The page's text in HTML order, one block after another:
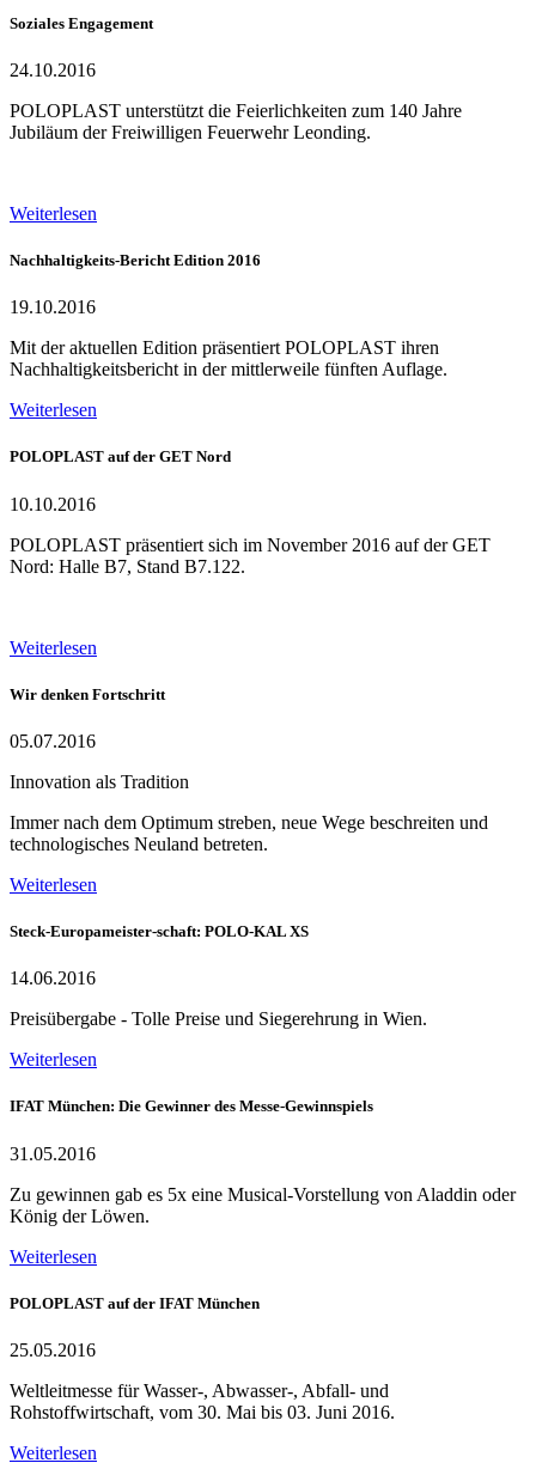
Soziales Engagement
24.10.2016
POLOPLAST unterstützt die Feierlichkeiten zum 140 Jahre
Jubiläum der Freiwilligen Feuerwehr Leonding.
Weiterlesen
Nachhaltigkeits-Bericht Edition 2016
19.10.2016
Mit der aktuellen Edition präsentiert POLOPLAST ihren
Nachhaltigkeitsbericht in der mittlerweile fünften Auflage.
Weiterlesen
POLOPLAST auf der GET Nord
10.10.2016
POLOPLAST präsentiert sich im November 2016 auf der GET
Nord: Halle B7, Stand B7.122.
Weiterlesen
Wir denken Fortschritt
05.07.2016
Innovation als Tradition
Immer nach dem Optimum streben, neue Wege beschreiten und
technologisches Neuland betreten.
Weiterlesen
Steck-Europameister-schaft: POLO-KAL XS
14.06.2016
Preisübergabe - Tolle Preise und Siegerehrung in Wien.
Weiterlesen
IFAT München: Die Gewinner des Messe-Gewinnspiels
31.05.2016
Zu gewinnen gab es 5x eine Musical-Vorstellung von Aladdin oder
König der Löwen.
Weiterlesen
POLOPLAST auf der IFAT München
25.05.2016
Weltleitmesse für Wasser-, Abwasser-, Abfall- und
Rohstoffwirtschaft, vom 30. Mai bis 03. Juni 2016.
Weiterlesen